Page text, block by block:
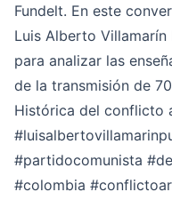
Fundelt. En este
Luis Alberto
para analizar las
de la transmisión de
Histórica del conflicto
#partidocomunista
#colombia